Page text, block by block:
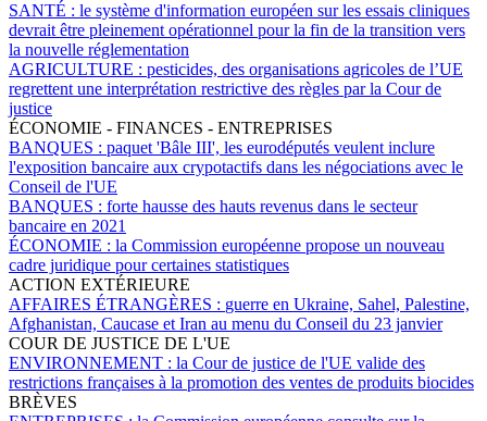
SANTÉ : le système d'information européen sur les essais cliniques
devrait être pleinement opérationnel pour la fin de la transition vers
la nouvelle réglementation
AGRICULTURE : pesticides, des organisations agricoles de l’UE
regrettent une interprétation restrictive des règles par la Cour de
justice
ÉCONOMIE - FINANCES - ENTREPRISES
BANQUES : paquet 'Bâle III', les eurodéputés veulent inclure
l'exposition bancaire aux crypotactifs dans les négociations avec le
Conseil de l'UE
BANQUES : forte hausse des hauts revenus dans le secteur
bancaire en 2021
ÉCONOMIE : la Commission européenne propose un nouveau
cadre juridique pour certaines statistiques
ACTION EXTÉRIEURE
AFFAIRES ÉTRANGÈRES : guerre en Ukraine, Sahel, Palestine,
Afghanistan, Caucase et Iran au menu du Conseil du 23 janvier
COUR DE JUSTICE DE L'UE
ENVIRONNEMENT : la Cour de justice de l'UE valide des
restrictions françaises à la promotion des ventes de produits biocides
BRÈVES